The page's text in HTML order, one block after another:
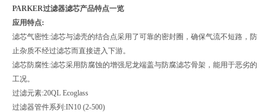
PARKER过滤器滤芯产品特点一览
应用特点:
滤芯气密性:滤芯与滤壳的结合点采用了可靠的密封圈，确保气流不短路，防
止杂质不经过滤芯而直接进入下游。
滤芯防腐性:滤芯采用防腐蚀的增强尼龙端盖与防腐滤芯骨架，能用于恶劣的
工况。
过滤元素:20QL Ecoglass
过滤器管件系列:IN10 (2-500)